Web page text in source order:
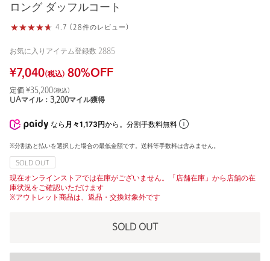
ロング ダッフルコート
4.7 (28件のレビュー)
お気に入りアイテム登録数 2885
¥7,040(税込) 80%OFF
定価 ¥35,200(税込)
UAマイル： 3,200マイル獲得
なら 月々1,173円から。分割手数料無料
※分割あと払いを選択した場合の最低金額です。送料等手数料は含みません。
SOLD OUT
現在オンラインストアでは在庫がございません。「店舗在庫」から店舗の在
庫状況をご確認いただけます
※アウトレット商品は、返品・交換対象外です
SOLD OUT